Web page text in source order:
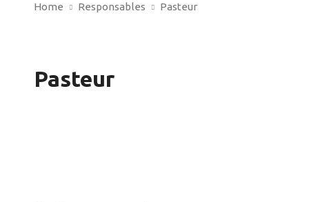
Home Responsables Pasteur
Pasteur